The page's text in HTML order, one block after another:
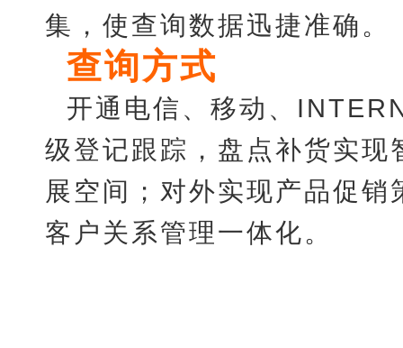
集，使查询数据迅捷准确。
查询方式
开通电信、移动、
级登记跟踪，盘点补货实
展空间；对外实现产品促
客户关系管理一体化。